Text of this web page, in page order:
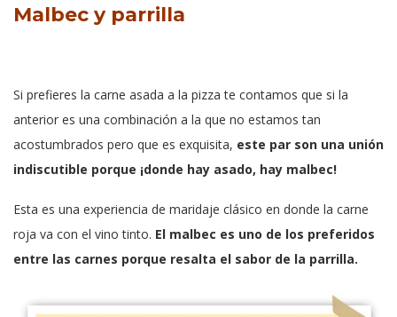
Malbec y parrilla
Si prefieres la carne asada a la pizza te contamos que si la
anterior es una combinación a la que no estamos tan
acostumbrados pero que es exquisita, este par son una unión
indiscutible porque ¡donde hay asado, hay malbec!
Esta es una experiencia de maridaje clásico en donde la carne
roja va con el vino tinto. El malbec es uno de los preferidos
entre las carnes porque resalta el sabor de la parrilla.